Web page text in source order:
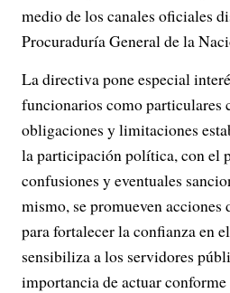
medio de los canales oficiales
Procuraduría General de la
La directiva pone especial
funcionarios como particulares
obligaciones y limitaciones
la participación política, con el
confusiones y eventuales
mismo, se promueven
para fortalecer la confianza en
sensibiliza a los servidores
importancia de actuar